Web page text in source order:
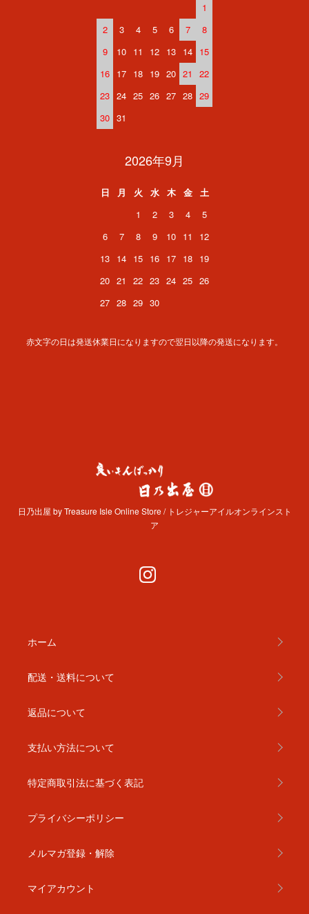
1
2
3 4 5 6 7
8
9
10 11 12 13 14 15
16 17 18 19 20 21
22
23 24 25 26 27 28 29
30 31
2026年9月
日 月 火 水 木 金
土
1
2 3 4
5
6
7 8 9 10 11
12
13 14 15 16 17 18 19
20 21 22 23 24 25 26
27 28 29 30
赤文字の日は発送休業日になりますので翌日以降の発送になります。
日乃出屋 by Treasure Isle Online Store / トレジャーアイルオンラインスト
ア
ホーム
配送・送料について
返品について
支払い方法について
特定商取引法に基づく表記
プライバシーポリシー
メルマガ登録・解除
マイアカウント